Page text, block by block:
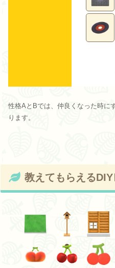
性格AとBでは、仲良くなった時に
ります。
教えてもらえる